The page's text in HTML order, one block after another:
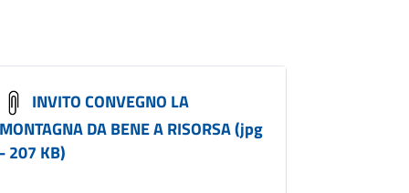
INVITO CONVEGNO LA
DA BENE A RISORSA (jpg
207 KB)